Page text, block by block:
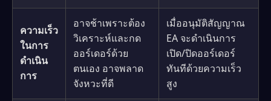
ความเร็ว
ในการ
ดำเนิน
การ
อาจช้าเพราะต้อง
วิเคราะห์และกด
ออร์เดอร์ด้วย
ตนเอง อาจพลาด
จังหวะที่ดี
เมื่ออนุมัติสัญญาณ
EA จะดำเนินการ
เปิด/ปิดออร์เดอร์
ทันทีด้วยความเร็ว
สูง